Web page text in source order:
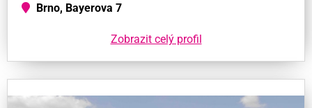
Brno, Bayerova 7
Zobrazit celý profil